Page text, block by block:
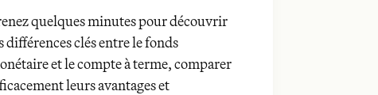
quelques minutes pour découvrir
différences clés entre le fonds
et le compte à terme, comparer
leurs avantages et